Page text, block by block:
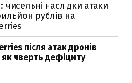
наслідки атаки
рублів на
після атак дронів
чверть дефіциту